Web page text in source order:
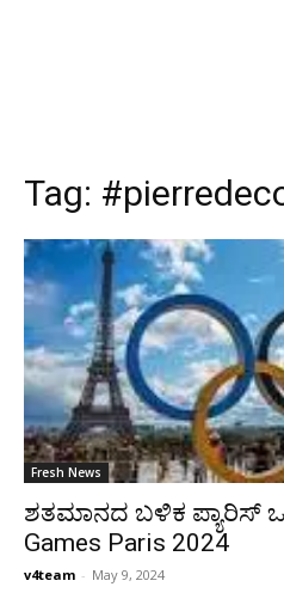
Tag:
Fresh News
ಶತಮಾನದ ಬಳಿಕ ಪ್ಯಾರಿಸ್
Games Paris 2024
v4team - May 9, 2024